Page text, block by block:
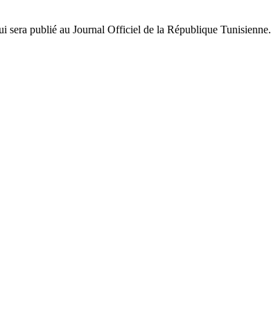
sera publié au Journal Officiel de la République Tunisienne.